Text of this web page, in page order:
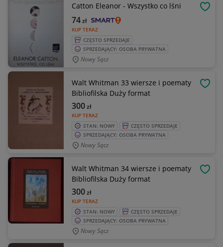
Catton Eleanor - Wszystko co lśni
KUP TERAZ
74zł
CZĘSTO SPRZEDAJE
SPRZEDAJĄCY: OSOBA PRYWATNA
Nowy Sącz
Walt Whitman 33 wiersze i poematy
Bibliofilska Duży format
KUP TERAZ
300zł
STAN: NOWY
CZĘSTO SPRZEDAJE
SPRZEDAJĄCY: OSOBA PRYWATNA
Nowy Sącz
Walt Whitman 34 wiersze i poematy
Bibliofilska Duży format
KUP TERAZ
300zł
STAN: NOWY
CZĘSTO SPRZEDAJE
SPRZEDAJĄCY: OSOBA PRYWATNA
Nowy Sącz